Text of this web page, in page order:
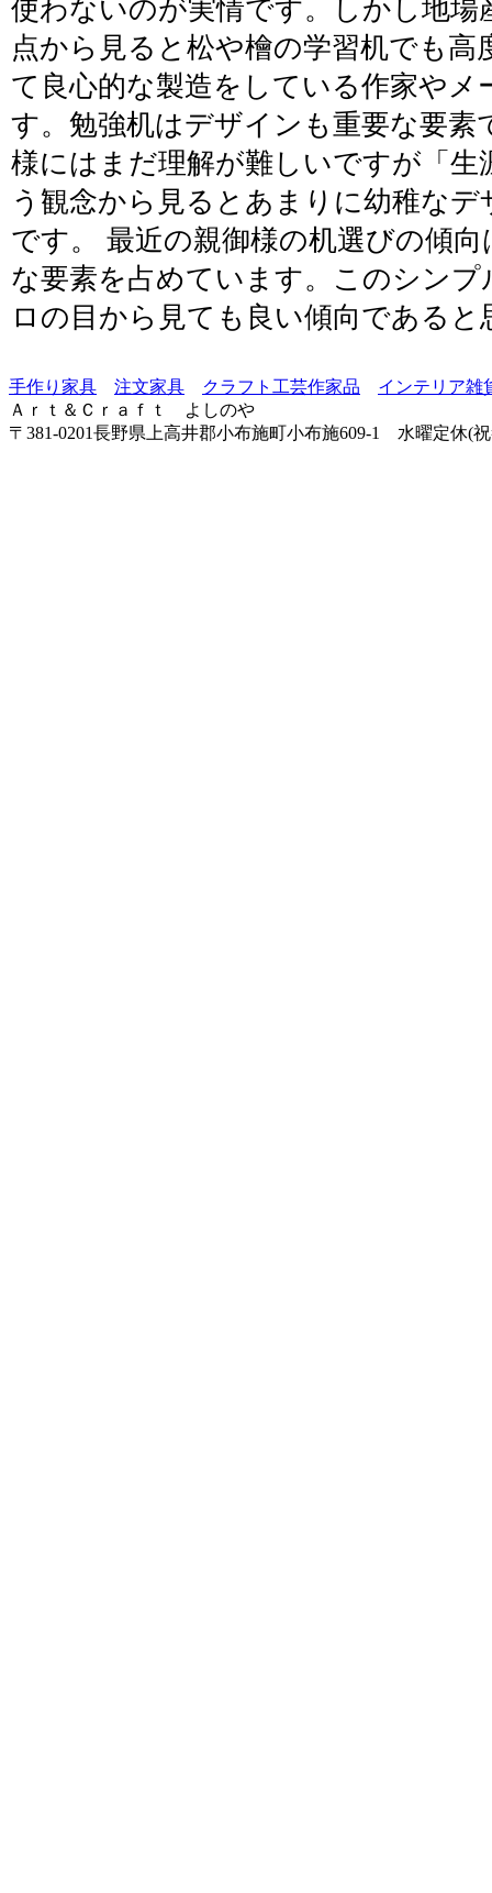
使わないのが実情です。しかし地場
点から見ると松や檜の学習机でも高
て良心的な製造をしている作家やメ
す。勉強机はデザインも重要な要素
様にはまだ理解が難しいですが「生
う観念から見るとあまりに幼稚な
です。 最近の親御様の机選びの傾
な要素を占めています。このシン
ロの目から見ても良い傾向であると
手作り家具 注文家具 クラフト工芸作家品
インテリア雑
Ａｒｔ＆Ｃｒａｆｔ よしのや
〒381-0201長野県上高井郡小布施町小布施609-1 水曜定休(